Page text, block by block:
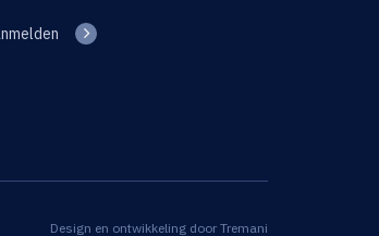
Design en ontwikkeling door Tremani